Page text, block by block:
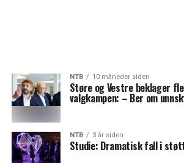
NTB 10 måneder siden
Støre og Vestre beklager
valgkampen: –⁠ Ber om
NTB 3 år siden
Studie: Dramatisk fall i